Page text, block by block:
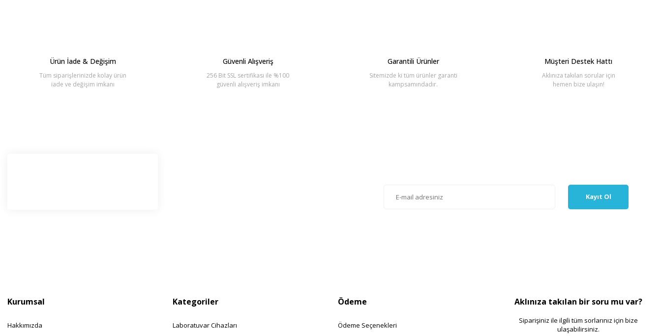
Ürün fiyatı diğer sitelerden daha pahalı.
Bu ürüne benzer farklı alternatifler olmalı.
Ürün İade & Değişim
Tüm siparişlerinizde kolay ürün
iade ve değişim imkanı
Güvenli Alışveriş
256 Bit SSL sertifikası ile %100
güvenli alışveriş imkanı
Garantili Ürünler
Sitemizde ki tüm ürünler garanti
kampsamındadır.
Müşteri Destek Hattı
Aklınıza takılan sorular için
hemen bize ulaşın!
Kayıt Ol
Kurumsal
Hakkımızda
Kategoriler
Laboratuvar Cihazları
Ödeme
Ödeme Seçenekleri
Aklınıza takılan bir soru mu var?
Siparişiniz ile ilgili tüm sorlarınız için bize
ulaşabilirsiniz.